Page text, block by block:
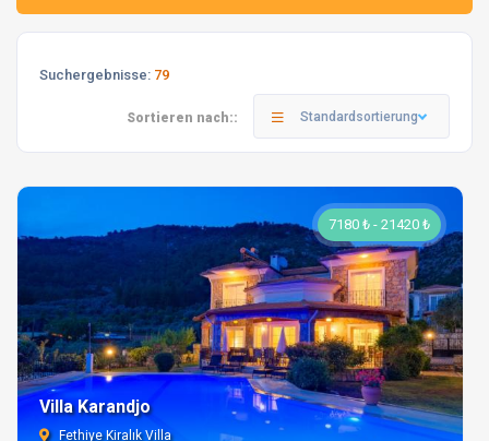
Suchergebnisse: 79
Sortieren nach:: Standardsortierung
7180 ₺ - 21420 ₺
Villa Karandjo
Fethiye Kiralık Villa